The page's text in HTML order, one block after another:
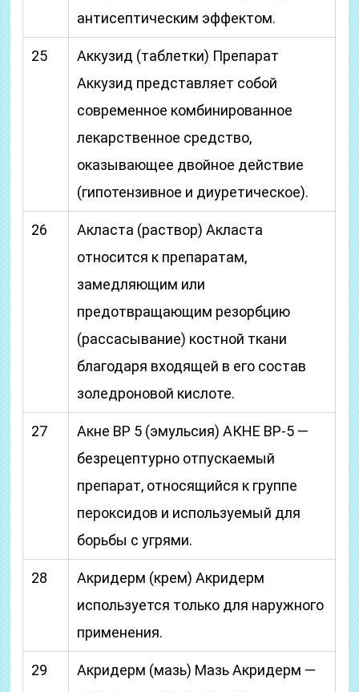
антисептическим эффектом.
25
Аккузид (таблетки) Препарат
Аккузид представляет собой
современное комбинированное
лекарственное средство,
оказывающее двойное действие
(гипотензивное и диуретическое).
26
Акласта (раствор) Акласта
относится к препаратам,
замедляющим или
предотвращающим резорбцию
(рассасывание) костной ткани
благодаря входящей в его состав
золедроновой кислоте.
27
Акне BP 5 (эмульсия) АКНЕ ВР-5 —
безрецептурно отпускаемый
препарат, относящийся к группе
пероксидов и используемый для
борьбы с угрями.
28
Акридерм (крем) Акридерм
используется только для наружного
применения.
29
Акридерм (мазь) Мазь Акридерм —